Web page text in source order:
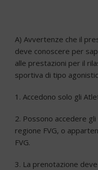
A) Avvertenze che il
deve conoscere per
alle prestazioni per il
sportiva di tipo
1. Accedono solo gli
2. Possono accedere
regione FVG, o
FVG.
3. La prenotazione